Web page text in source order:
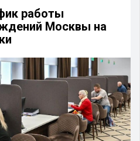
работы
Москвы на